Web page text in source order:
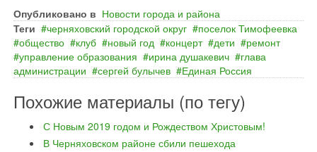
Опубликовано в Новости города и района
Теги
черняховский городской округ
поселок Тимофеевка
общество
клуб новый год концерт дети
ремонт
управление образования
ирина душакевич
глава
администрации
сергей булычев Единая Россия
Похожие материалы (по тегу)
С Новым 2019 годом и Рождеством Христовым!
В Черняховском районе сбили пешехода